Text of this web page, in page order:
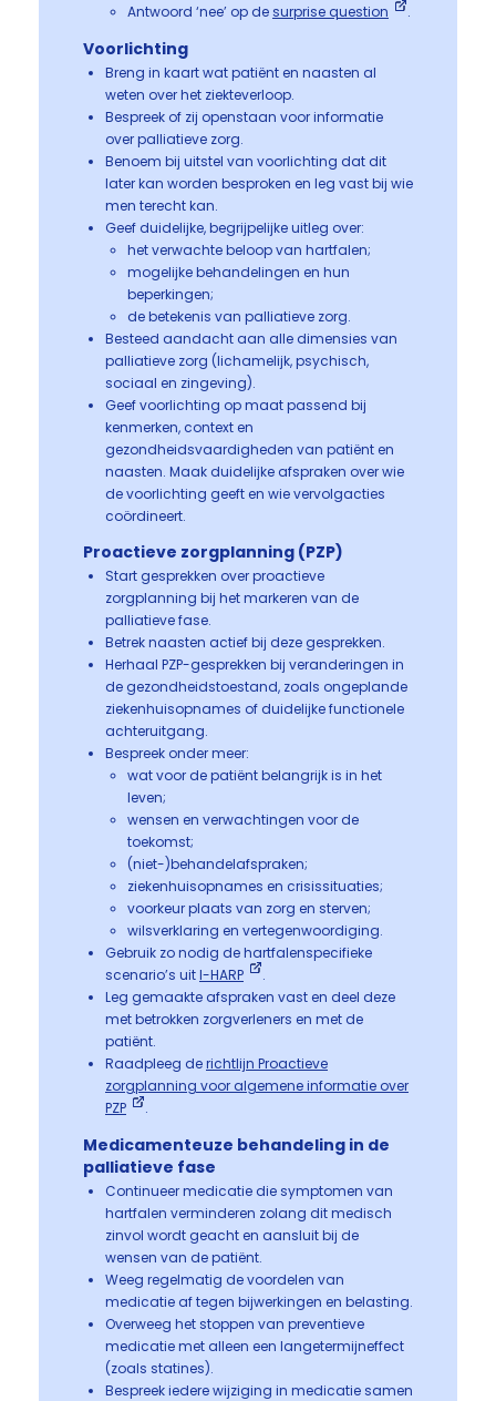
Antwoord ‘nee’ op desurprise question .
Voorlichting
Breng in kaart wat patiënt en naasten al
weten over het ziekteverloop.
Bespreek of zij openstaan voor informatie
over palliatieve zorg.
Benoem bij uitstel van voorlichting dat dit
later kan worden besproken en leg vast bij wie
men terecht kan.
Geef duidelijke, begrijpelijke uitleg over:
het verwachte beloop van hartfalen;
mogelijke behandelingen en hun
beperkingen;
de betekenis van palliatieve zorg.
Besteed aandacht aan alle dimensies van
palliatieve zorg (lichamelijk, psychisch,
sociaal en zingeving).
Geef voorlichting op maat passend bij
kenmerken, context en
gezondheidsvaardigheden van patiënt en
naasten. Maak duidelijke afspraken over wie
de voorlichting geeft en wie vervolgacties
coördineert.
Proactieve zorgplanning (PZP)
Start gesprekken over proactieve
zorgplanning bij het markeren van de
palliatieve fase.
Betrek naasten actief bij deze gesprekken.
Herhaal PZP-gesprekken bij veranderingen in
de gezondheidstoestand, zoals ongeplande
ziekenhuisopnames of duidelijke functionele
achteruitgang.
Bespreek onder meer:
wat voor de patiënt belangrijk is in het
leven;
wensen en verwachtingen voor de
toekomst;
(niet-)behandelafspraken;
ziekenhuisopnames en crisissituaties;
voorkeur plaats van zorg en sterven;
wilsverklaring en vertegenwoordiging.
Gebruik zo nodig de hartfalenspecifieke
scenario’s uitI-HARP
.
Leg gemaakte afspraken vast en deel deze
met betrokken zorgverleners en met de
patiënt.
Raadpleeg derichtlijn Proactieve
zorgplanning voor algemene informatie over
PZP
.
Medicamenteuze behandeling in de
palliatieve fase
Continueer medicatie die symptomen van
hartfalen verminderen zolang dit medisch
zinvol wordt geacht en aansluit bij de
wensen van de patiënt.
Weeg regelmatig de voordelen van
medicatie af tegen bijwerkingen en belasting.
Overweeg het stoppen van preventieve
medicatie met alleen een langetermijneffect
(zoals statines).
Bespreek iedere wijziging in medicatie samen